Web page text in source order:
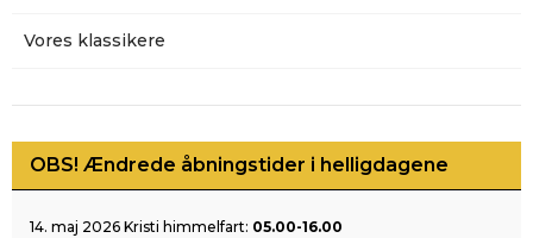
Vores klassikere
OBS! Ændrede åbningstider i helligdagene
14. maj 2026 Kristi himmelfart: 05.00-16.00